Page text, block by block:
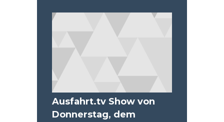
Ausfahrt.tv Show von
Donnerstag, dem